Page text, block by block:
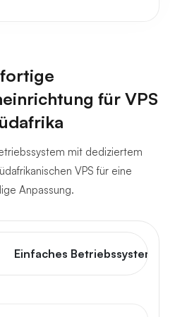
für VPS
mit dediziertem
VPS für eine
Anpassung.
Einfaches Betriebssystem